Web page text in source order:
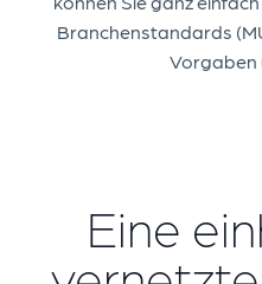
Branchenstandards
Vorgaben
Eine